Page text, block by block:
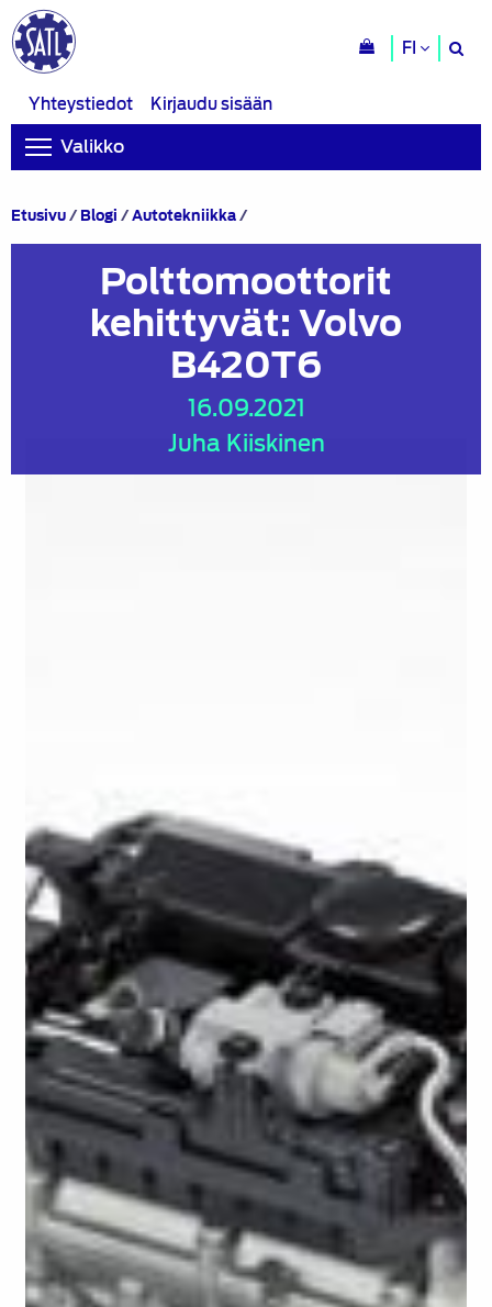
FI
Yhteystiedot
Kirjaudu sisään
Valikko
Etusivu/ Blogi /Autotekniikka/Polttomoottorit
B420T6
Polttomoottorit
kehittyvät: Volvo
B420T6
16.09.2021
Juha Kiiskinen